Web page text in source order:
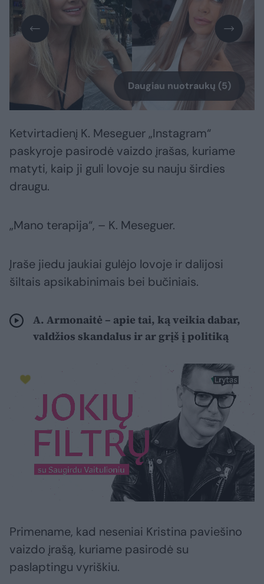
Daugiau nuotraukų (5)
Ketvirtadienį K. Meseguer „Instagram“
paskyroje pasirodė vaizdo įrašas, kuriame
matyti, kaip ji guli lovoje su nauju širdies
draugu.
„Mano terapija“, – K. Meseguer.
Įraše jiedu jaukiai gulėjo lovoje ir dalijosi
šiltais apsikabinimais bei bučiniais.
A. Armonaitė – apie tai, ką veikia dabar,
valdžios skandalus ir ar grįš į politiką
Primename, kad neseniai Kristina paviešino
vaizdo įrašą, kuriame pasirodė su
paslaptingu vyriškiu.